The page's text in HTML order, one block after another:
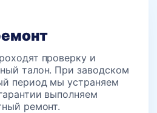
проверку и
талон. При заводском
период мы устраняем
выполняем
ремонт.